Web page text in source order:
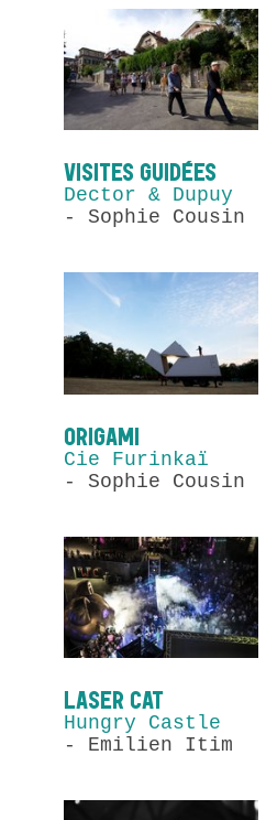
VISITES GUIDÉES
Dector & Dupuy
- Sophie Cousin
ORIGAMI
Cie Furinkaï
- Sophie Cousin
LASER CAT
Hungry Castle
- Emilien Itim